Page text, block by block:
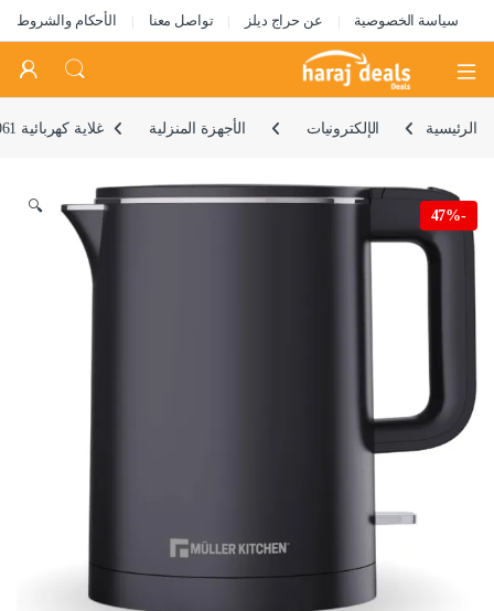
سياسة الخصوصية عن حراج ديلز تواصل معنا الأحكام والشروط
Open
الرئيسية الإلكترونيات الأجهزة المنزلية غلاية كهربائية MK-6061 من مولر كيتشن (1 لتر، 1000 واط، جدار مزدوج، قاعدة دوارة 360 درجة، ايقاف تلقائي مع حماية من الغليان الجاف) (اسود)
-
47%
🔍